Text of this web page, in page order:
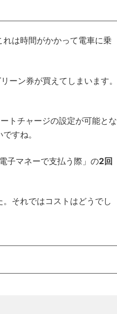
は時間がかかって電車に乗
ーン券が買えてしまいます。
トチャージの設定が可能とな
すね。
子マネーで支払う際」の2回
それではコストはどうでし